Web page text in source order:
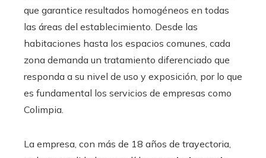
que garantice resultados homogéneos en todas
las áreas del establecimiento. Desde las
habitaciones hasta los espacios comunes, cada
zona demanda un tratamiento diferenciado que
responda a su nivel de uso y exposición, por lo que
es fundamental los servicios de empresas como
Colimpia.
La empresa, con más de 18 años de trayectoria,